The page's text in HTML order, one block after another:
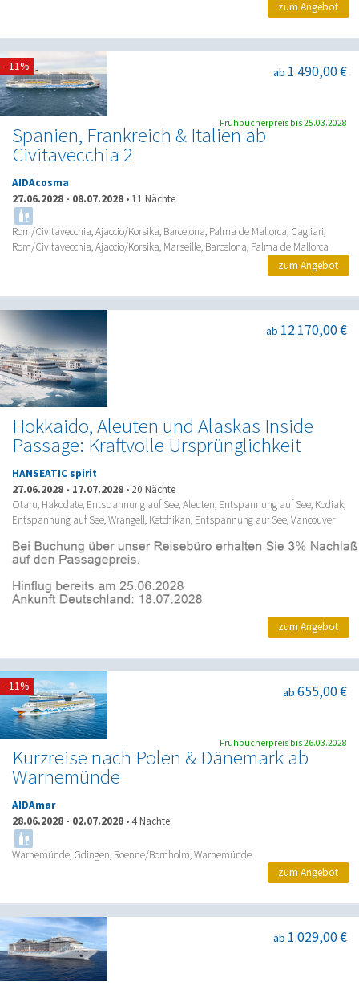
zum Angebot
Spanien, Frankreich & Italien ab
Civitavecchia 2
ab 1.490,00 €
AIDAcosma
27.06.2028 - 08.07.2028 • 11 Nächte
Rom/Civitavecchia, Ajaccio/Korsika, Barcelona, Palma de Mallorca, Cagliari,
Rom/Civitavecchia, Ajaccio/Korsika, Marseille, Barcelona, Palma de Mallorca
-11%
Frühbucherpreis bis 25.03.2028
zum Angebot
Hokkaido, Aleuten und Alaskas Inside
Passage: Kraftvolle Ursprünglichkeit
ab 12.170,00 €
HANSEATIC spirit
27.06.2028 - 17.07.2028 • 20 Nächte
Otaru, Hakodate, Entspannung auf See, Aleuten, Entspannung auf See, Kodiak,
Entspannung auf See, Wrangell, Ketchikan, Entspannung auf See, Vancouver
zum Angebot
Kurzreise nach Polen & Dänemark ab
Warnemünde
ab 655,00 €
AIDAmar
28.06.2028 - 02.07.2028 •4 Nächte
Warnemünde, Gdingen, Roenne/Bornholm, Warnemünde
-11%
Frühbucherpreis bis 26.03.2028
zum Angebot
ab 1.029,00 €